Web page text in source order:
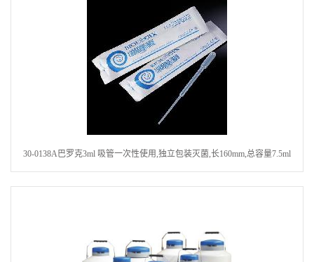
30-0138A巴罗克3ml 吸管一次性使用,独立包装灭菌,长160mm,总容量7.5ml
吸管,刻度到3ml 巴氏吸管